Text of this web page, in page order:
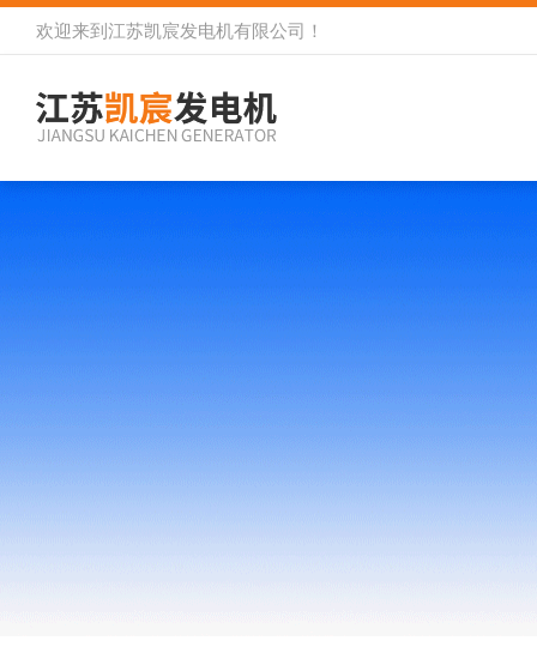
欢迎来到 江苏凯宸发电机有限公司 ！